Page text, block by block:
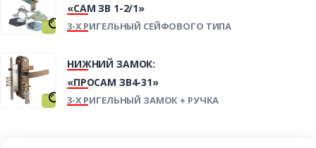
«САМ ЗВ 1-2/1»
3-Х РИГЕЛЬНЫЙ СЕЙФОВОГО ТИПА
НИЖНИЙ ЗАМОК:
«ПРОСАМ ЗВ4-31»
3-Х РИГЕЛЬНЫЙ ЗАМОК + РУЧКА